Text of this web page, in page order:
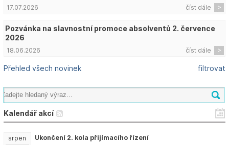
číst dále
17.07.2026
Pozvánka na slavnostní promoce absolventů 2. července
2026
číst dále
18.06.2026
Přehled všech novinek filtrovat
Kalendář akcí
srpen Ukončení 2. kola přijímacího řízení